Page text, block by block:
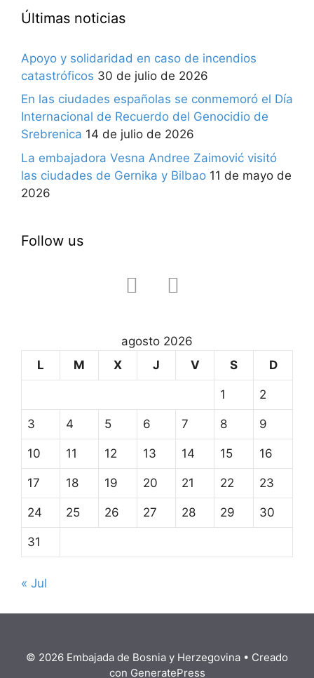
Últimas noticias
Apoyo y solidaridad en caso de incendios
catastróficos 30 de julio de 2026
En las ciudades españolas se conmemoró el Día
Internacional de Recuerdo del Genocidio de
Srebrenica 14 de julio de 2026
La embajadora Vesna Andree Zaimović visitó
las ciudades de Gernika y Bilbao 11 de mayo de
2026
Follow us
facebook instagram
agosto 2026
L
M X J V S D
1 2
3 4 5 6 7 8 9
10 11 12 13 14 15 16
17 18 19 20 21 22 23
24 25 26 27 28 29 30
31
« Jul
© 2026 Embajada de Bosnia y Herzegovina • Creado
con GeneratePress